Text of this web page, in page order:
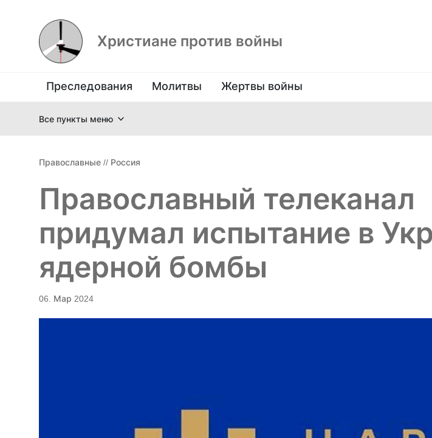
Христиане против войны
Преследования Молитвы Жертвы войны
Все пункты меню
Православные // Россия
Православный телеканал
придумал испытание в
ядерной бомбы
06. Мар 2024